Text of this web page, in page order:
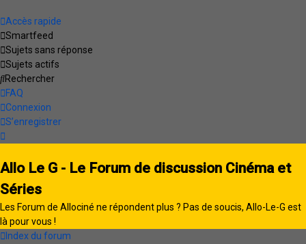
Accès rapide
Smartfeed
Sujets sans réponse
Sujets actifs
Rechercher
FAQ
Connexion
S’enregistrer
Allo Le G - Le Forum de discussion Cinéma et
Séries
Les Forum de Allociné ne répondent plus ? Pas de soucis, Allo-Le-G est
là pour vous !
Index du forum